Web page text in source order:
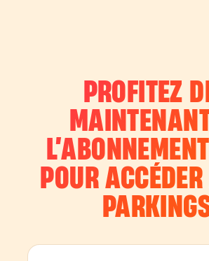
PROFITEZ
L’ABONNEMENT
POUR